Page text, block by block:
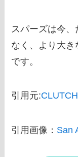
スパーズは今
なく、より大
です。
引用元:
引用画像： San